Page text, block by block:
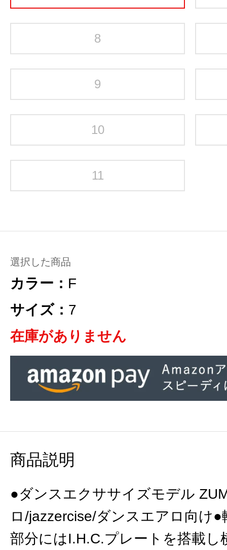
8
9
10
11
選択した商品
カラー： F
サイズ： 7
在庫がありません
商品説明
●ダンスエクササイズモデル
ロ/jazzercise/ダンスエアロ向け
部分にはI.H.C.プレートを搭載し